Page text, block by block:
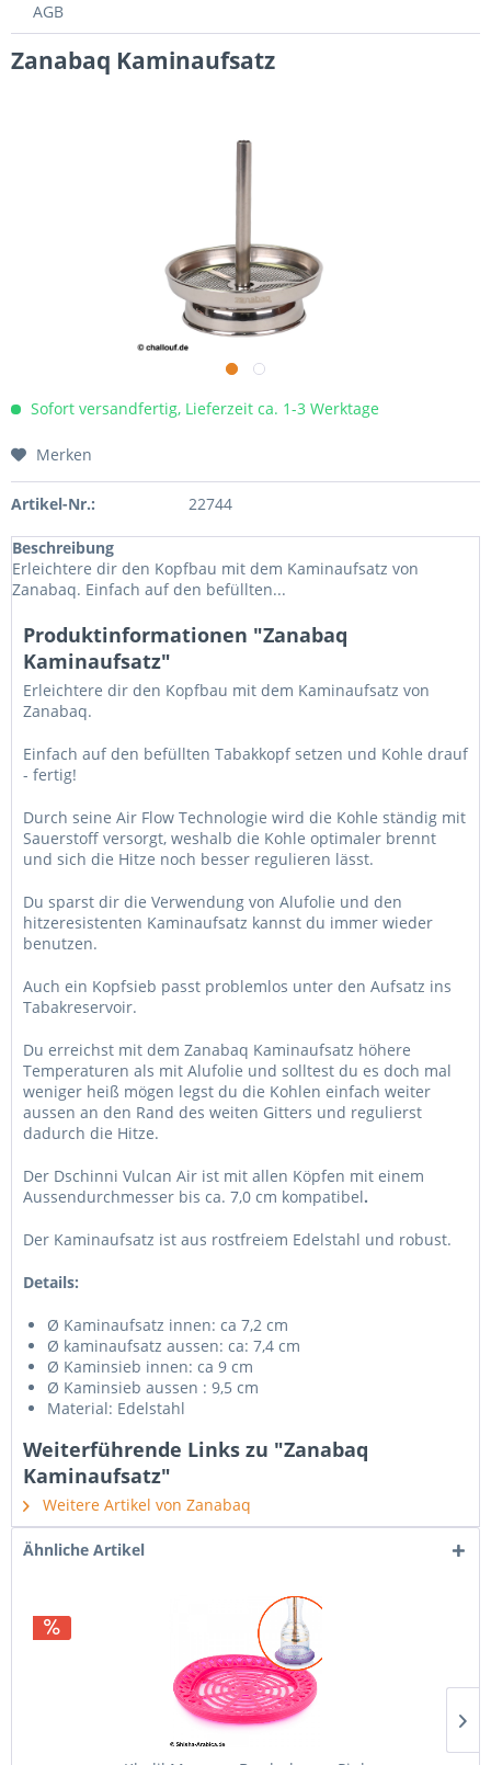
AGB
Zanabaq Kaminaufsatz
Sofort versandfertig, Lieferzeit ca. 1-3 Werktage
Merken
Artikel-Nr.: 22744
Beschreibung
Erleichtere dir den Kopfbau mit dem Kaminaufsatz von
Zanabaq. Einfach auf den befüllten...
Produktinformationen "Zanabaq
Kaminaufsatz"
Erleichtere dir den Kopfbau mit dem Kaminaufsatz von
Zanabaq.
Einfach auf den befüllten Tabakkopf setzen und Kohle drauf
- fertig!
Durch seine Air Flow Technologie wird die Kohle ständig mit
Sauerstoff versorgt, weshalb die Kohle optimaler brennt
und sich die Hitze noch besser regulieren lässt.
Du sparst dir die Verwendung von Alufolie und den
hitzeresistenten Kaminaufsatz kannst du immer wieder
benutzen.
Auch ein Kopfsieb passt problemlos unter den Aufsatz ins
Tabakreservoir.
Du erreichst mit dem Zanabaq Kaminaufsatz höhere
Temperaturen als mit Alufolie und solltest du es doch mal
weniger heiß mögen legst du die Kohlen einfach weiter
aussen an den Rand des weiten Gitters und regulierst
dadurch die Hitze.
Der Dschinni Vulcan Air ist mit allen Köpfen mit einem
Aussendurchmesser bis ca. 7,0 cm kompatibel.
Der Kaminaufsatz ist aus rostfreiem Edelstahl und robust.
Details:
Ø Kaminaufsatz innen: ca 7,2 cm
Ø kaminaufsatz aussen: ca: 7,4 cm
Ø Kaminsieb innen: ca 9 cm
Ø Kaminsieb aussen : 9,5 cm
Material: Edelstahl
Weiterführende Links zu "Zanabaq
Kaminaufsatz"
Weitere Artikel von Zanabaq
Ähnliche Artikel